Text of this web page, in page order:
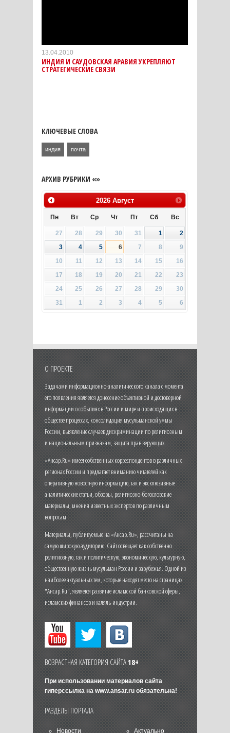
13.04.2010
ИНДИЯ И САУДОВСКАЯ АРАВИЯ УКРЕПЛЯЮТ
СТРАТЕГИЧЕСКИЕ СВЯЗИ
КЛЮЧЕВЫЕ СЛОВА
индия почта
АРХИВ РУБРИКИ «»
2026 Август
Пн Вт Ср Чт Пт Сб Вс
27 28 29 30 31 1
2
3
4 5 6 7 8
9
10
11 12 13 14 15
16
17
18 19 20 21 22
23
24
25 26 27 28 29
30
31
1 2 3 4 5 6
О ПРОЕКТЕ
Задачами информационно-аналитического канала с момента
его появления является донесение объективной и достоверной
информации о событиях в России и мире и происходящих в
обществе процессах, консолидация мусульманской уммы
России, выявление случаев дискриминации по религиозным
и национальным признакам, защита прав верующих.
«Ансар.Ru» имеет собственных корреспондентов в различных
регионах России и предлагает вниманию читателей как
оперативную новостную информацию, так и эксклюзивные
аналитические статьи, обзоры, религиозно-богословские
материалы, мнения известных экспертов по различным
вопросам.
Материалы, публикуемые на «Ансар.Ru», рассчитаны на
самую широкую аудиторию. Сайт освещает как собственно
религиозную, так и политическую, экономическую, культурную,
общественную жизнь мусульман России и зарубежья. Одной из
наиболее актуальных тем, которые находят место на страницах
"Ансар.Ru", является развитие исламской банковской сферы,
исламских финансов и халяль-индустрии.
ВОЗРАСТНАЯ КАТЕГОРИЯ САЙТА18+
При использовании материалов сайта
гиперссылка на www.ansar.ruобязательна!
РАЗДЕЛЫ ПОРТАЛА
Новости Актуально